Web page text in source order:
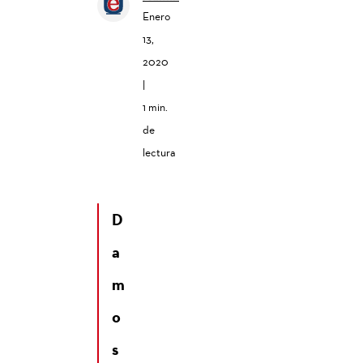
Enero
13,
2020
|
1 min.
de
lectura
D
a
m
o
s